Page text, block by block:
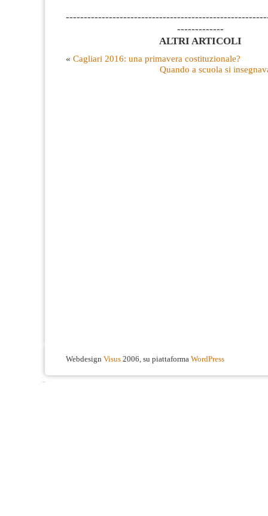
-------------
ALTRI ARTICOLI
« Cagliari 2016: una primavera costituzionale?
Quando a scuola si
Webdesign Visus 2006, su piattaforma WordPress